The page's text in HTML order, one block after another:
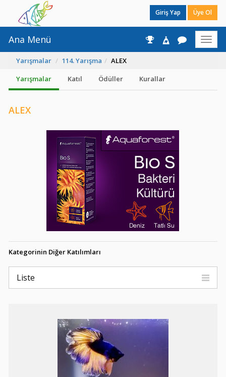
Giriş Yap Üye Ol
Ana Menü
Yarışmalar
114. Yarışma
ALEX
Yarışmalar
Katıl Ödüller Kurallar
ALEX
Kategorinin Diğer Katılımları
Liste
yavrum
Blue lace big dorsal